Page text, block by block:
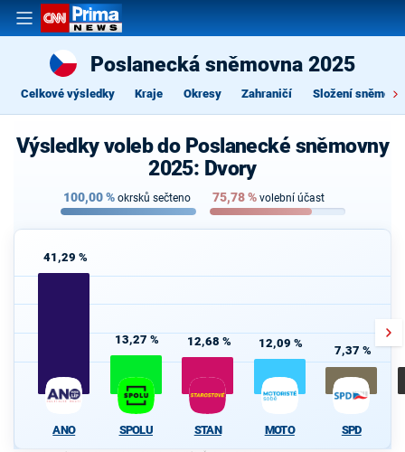
Poslanecká sněmovna 2025
Celkové výsledky Kraje Okresy Zahraničí Složení
Výsledky voleb do Poslanecké sněmovny
2025: Dvory
100,00% okrsků sečteno 75,78% volební účast
41,29 %
ANO
13,27 %
SPOLU
12,68 %
STAN
12,09 %
MOTO
7,37 %
SPD